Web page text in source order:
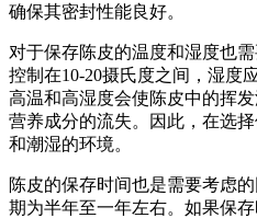
确保其密封性能良好。
对于保存陈皮的温度和湿度也
控制在10-20摄氏度之间，湿度
高温和高湿度会使陈皮中的挥
营养成分的流失。因此，在选
和潮湿的环境。
陈皮的保存时间也是需要考虑
期为半年至一年左右。如果保